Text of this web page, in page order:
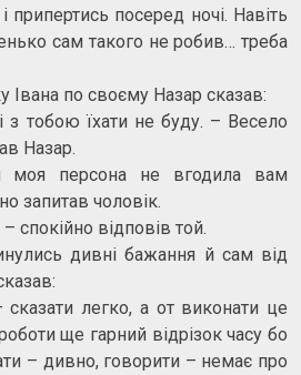
припертись посеред ночі. Навіть
сам такого не робив… треба
Івана по своєму Назар сказав:
з тобою їхати не буду. – Весело
Назар.
персона не вгодила вам
запитав чоловік.
спокійно відповів той.
дивні бажання й сам від
легко, а от виконати це
ще гарний відрізок часу бо
– дивно, говорити – немає про